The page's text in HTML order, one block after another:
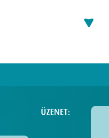
ÜZENET: